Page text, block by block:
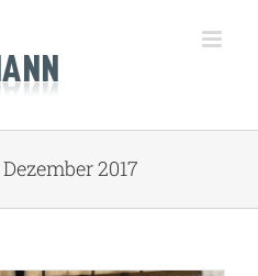
Dezember 2017